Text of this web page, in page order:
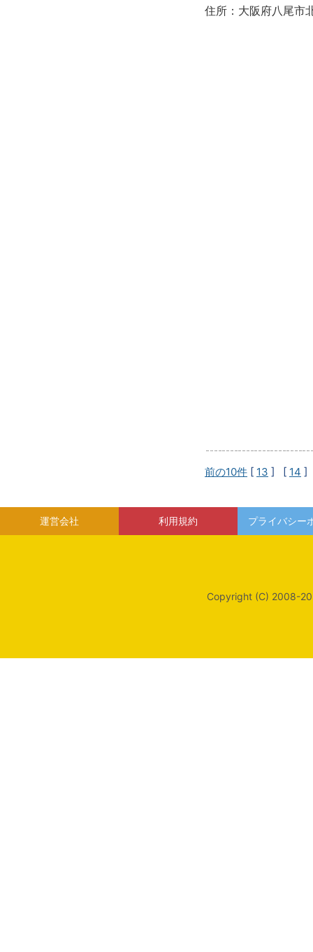
住所：大阪府八尾市
前の10件 [ 13 ] [ 14 ]
運営会社 利用規約 プライバシー
Copyright (C) 2008-